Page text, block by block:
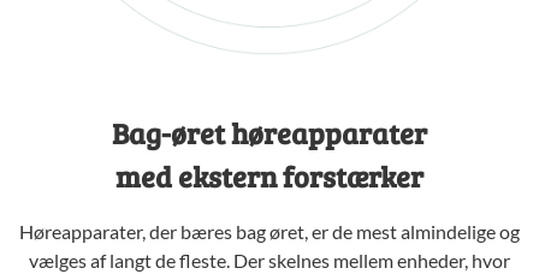
Bag-øret høreapparater
med ekstern forstærker
Høreapparater, der bæres bag øret, er de mest almindelige og
vælges af langt de fleste. Der skelnes mellem enheder, hvor